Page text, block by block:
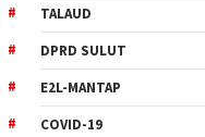
TALAUD
DPRD SULUT
E2L-MANTAP
COVID-19